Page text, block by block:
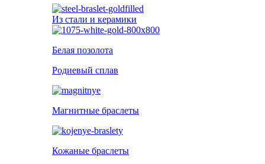
Из стали и керамики
Белая позолота
Родиевый сплав
Магнитные браслеты
Кожаные браслеты